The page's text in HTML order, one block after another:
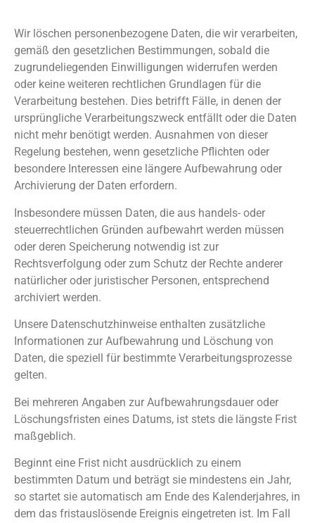
Wir löschen personenbezogene Daten, die wir verarbeiten,
gemäß den gesetzlichen Bestimmungen, sobald die
zugrundeliegenden Einwilligungen widerrufen werden
oder keine weiteren rechtlichen Grundlagen für die
Verarbeitung bestehen. Dies betrifft Fälle, in denen der
ursprüngliche Verarbeitungszweck entfällt oder die Daten
nicht mehr benötigt werden. Ausnahmen von dieser
Regelung bestehen, wenn gesetzliche Pflichten oder
besondere Interessen eine längere Aufbewahrung oder
Archivierung der Daten erfordern.
Insbesondere müssen Daten, die aus handels- oder
steuerrechtlichen Gründen aufbewahrt werden müssen
oder deren Speicherung notwendig ist zur
Rechtsverfolgung oder zum Schutz der Rechte anderer
natürlicher oder juristischer Personen, entsprechend
archiviert werden.
Unsere Datenschutzhinweise enthalten zusätzliche
Informationen zur Aufbewahrung und Löschung von
Daten, die speziell für bestimmte Verarbeitungsprozesse
gelten.
Bei mehreren Angaben zur Aufbewahrungsdauer oder
Löschungsfristen eines Datums, ist stets die längste Frist
maßgeblich.
Beginnt eine Frist nicht ausdrücklich zu einem
bestimmten Datum und beträgt sie mindestens ein Jahr,
so startet sie automatisch am Ende des Kalenderjahres, in
dem das fristauslösende Ereignis eingetreten ist. Im Fall